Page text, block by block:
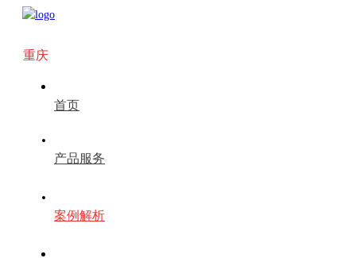
重庆
首页
产品服务
案例解析